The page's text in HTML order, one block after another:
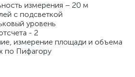
измерения – 20 м
с подсветкой
уровень
- 2
измерение площади и объема
по Пифагору